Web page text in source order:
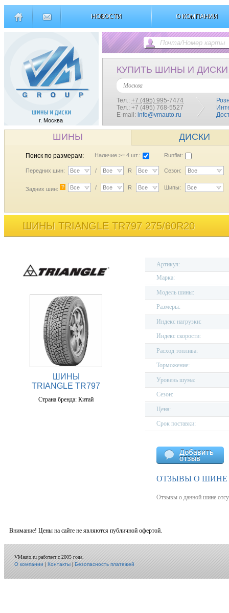
НОВОСТИ О КОМПАНИИ
г. Москва
КУПИТЬ ШИНЫ И ДИСКИ
Москва
Тел.: +7 (495) 995-7474
Тел.: +7 (495) 768-5527
E-mail: info@vmauto.ru
ШИНЫ ДИСКИ
Поиск по размерам: Наличие >= 4 шт.: Runflat:
Передних шин: Все / Все R Все Сезон: Все
Задних шин: ? Все / Все R Все Шипы: Все
ШИНЫ TRIANGLE TR797 275/60R20
ШИНЫ
TRIANGLE TR797
Страна бренда: Китай
Артикул:
Марка:
Модель шины:
Размеры:
Индекс нагрузки:
Индекс скорости:
Расход топлива:
Торможение:
Уровень шума:
Сезон:
Цена:
Срок поставки:
ОТЗЫВЫ О ШИНЕ
Отзывы о данной шине
Внимание! Цены на сайте не являются публичной офертой.
VMauto.ru работает с 2005 года.
О компании|Контакты|Безопасность платежей